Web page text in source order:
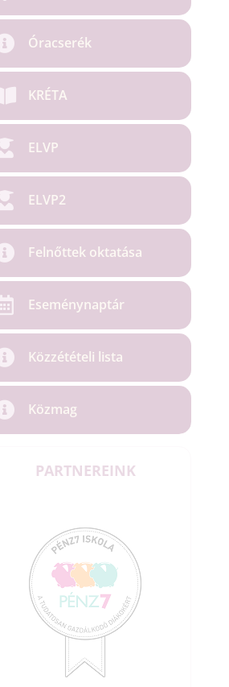
Óracserék
KRÉTA
ELVP
ELVP2
Felnőttek oktatása
Eseménynaptár
Közzétételi lista
Közmag
PARTNEREINK